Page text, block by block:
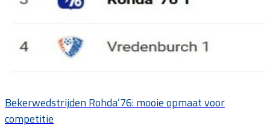
Bekerwedstrijden Rohda’76: mooie opmaat voor
competitie